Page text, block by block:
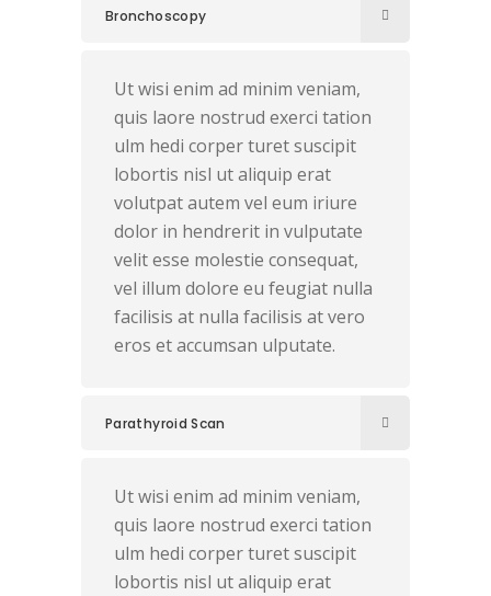
Bronchoscopy
Ut wisi enim ad minim veniam,
quis laore nostrud exerci tation
ulm hedi corper turet suscipit
lobortis nisl ut aliquip erat
volutpat autem vel eum iriure
dolor in hendrerit in vulputate
velit esse molestie consequat,
vel illum dolore eu feugiat nulla
facilisis at nulla facilisis at vero
eros et accumsan ulputate.
Parathyroid Scan
Ut wisi enim ad minim veniam,
quis laore nostrud exerci tation
ulm hedi corper turet suscipit
lobortis nisl ut aliquip erat